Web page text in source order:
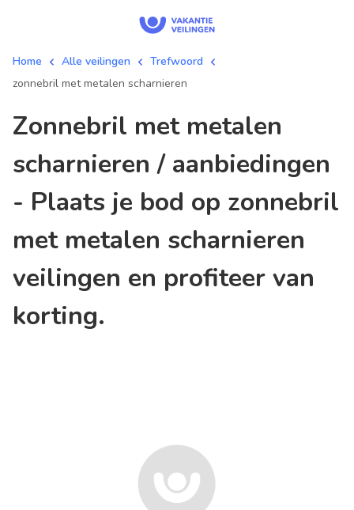
Home Alle veilingen
Trefwoord
zonnebril met metalen scharnieren
zonnebril met metalen
scharnieren / aanbiedingen
- Plaats je bod op zonnebril
met metalen scharnieren
veilingen en profiteer van
korting.